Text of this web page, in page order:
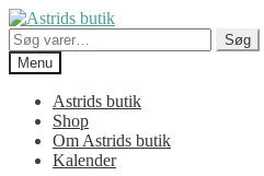
Spring
til
navigation
Spring
til
indhold
Søg
efter:
Søg
Menu
Astrids butik
Shop
Om Astrids butik
Kalender